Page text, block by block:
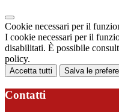
Cookie necessari per il
I cookie necessari per il
disabilitati. È possibile
policy.
Accetta tutti Salva le
Contatti